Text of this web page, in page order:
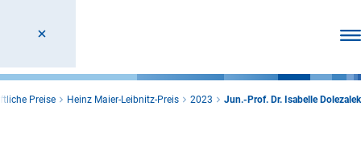
Preise Heinz Maier-Leibnitz-Preis 2023 Jun.-Prof. Dr. Isabelle Dolezalek